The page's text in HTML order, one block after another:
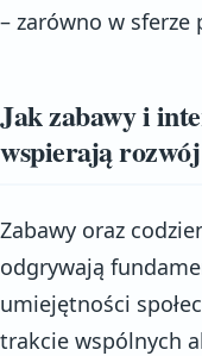
– zarówno w
Jak zabawy i
wspierają rozwój
Zabawy oraz
odgrywają
umiejętności
trakcie wspólnych